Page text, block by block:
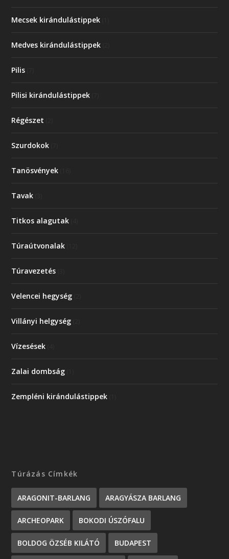
Mecsek kirándulástippek
Medves kirándulástippek
Pilis
Pilisi kirándulástippek
Régészet
Szurdokok
Tanösvények
Tavak
Titkos alagutak
Túraútvonalak
Túravezetés
Velencei hegység
Villányi helgység
Vízesések
Zalai dombság
Zempléni kirándulástippek
Túrázás Címkék
ARAGONIT-BARLANG ARAGYÁSZA BARLANG
ARCHEOPARK BOKODI ÚSZÓFALU
BOLDOG ÖZSÉB KILÁTÓ BUDAPEST